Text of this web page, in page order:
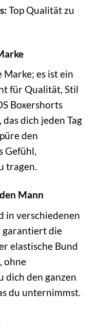
Top Qualität zu
Marke; es ist ein
für Qualität, Stil
Boxershorts
dich jeden Tag
den
Gefühl,
tragen.
Mann
in verschiedenen
garantiert die
elastische Bund
ohne
dich den ganzen
du unternimmst.